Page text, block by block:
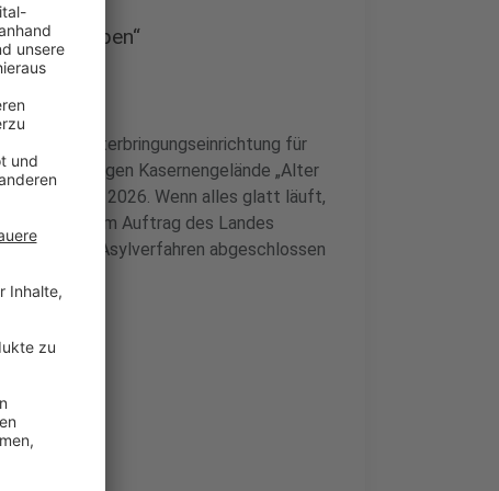
Unterbringungseinrichtung für
ehemaligen Kasernengelände „Alter
Anfang 2026. Wenn alles glatt läuft,
wird dort im Auftrag des Landes
bis ihre Asylverfahren abgeschlossen